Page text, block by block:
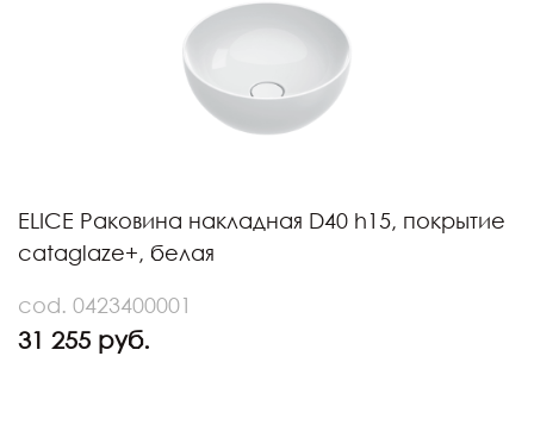
ELICE Раковина накладная D40 h15, покрытие
cataglaze+, белая
cod. 0423400001
31 255 руб.